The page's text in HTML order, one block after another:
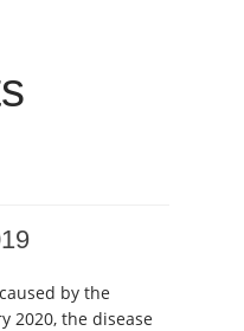
by the
2020, the disease